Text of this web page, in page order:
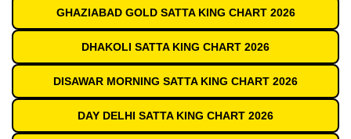
GHAZIABAD GOLD SATTA KING CHART 2026
DHAKOLI SATTA KING CHART 2026
DISAWAR MORNING SATTA KING CHART 2026
DAY DELHI SATTA KING CHART 2026